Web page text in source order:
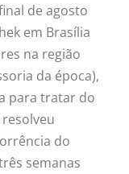
de agosto
em Brasília
na região
da época),
para tratar do
do
semanas